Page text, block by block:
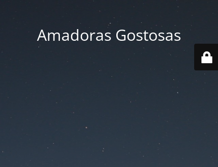
Amadoras Gostosas